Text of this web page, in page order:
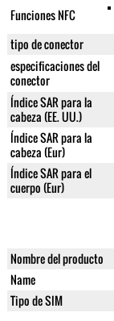
Funciones NFC
tipo de conector
especificaciones del
conector
Índice SAR para la
cabeza (EE. UU.)
Índice SAR para la
cabeza (Eur)
Índice SAR para el
cuerpo (Eur)
Nombre del producto
Name
Tipo de SIM